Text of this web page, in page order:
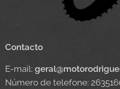
Contacto
E-mail:
Número de telefone: